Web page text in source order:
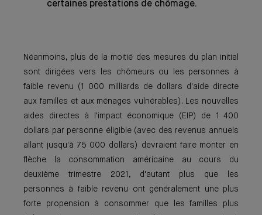
certaines prestations de chômage.
Néanmoins, plus de la moitié des mesures du plan initial
sont dirigées vers les chômeurs ou les personnes à
faible revenu (1 000 milliards de dollars d'aide directe
aux familles et aux ménages vulnérables). Les nouvelles
aides directes à l'impact économique (EIP) de 1 400
dollars par personne éligible (avec des revenus annuels
allant jusqu'à 75 000 dollars) devraient faire monter en
flèche la consommation américaine au cours du
deuxième trimestre 2021, d'autant plus que les
personnes à faible revenu ont généralement une plus
forte propension à consommer que les familles plus